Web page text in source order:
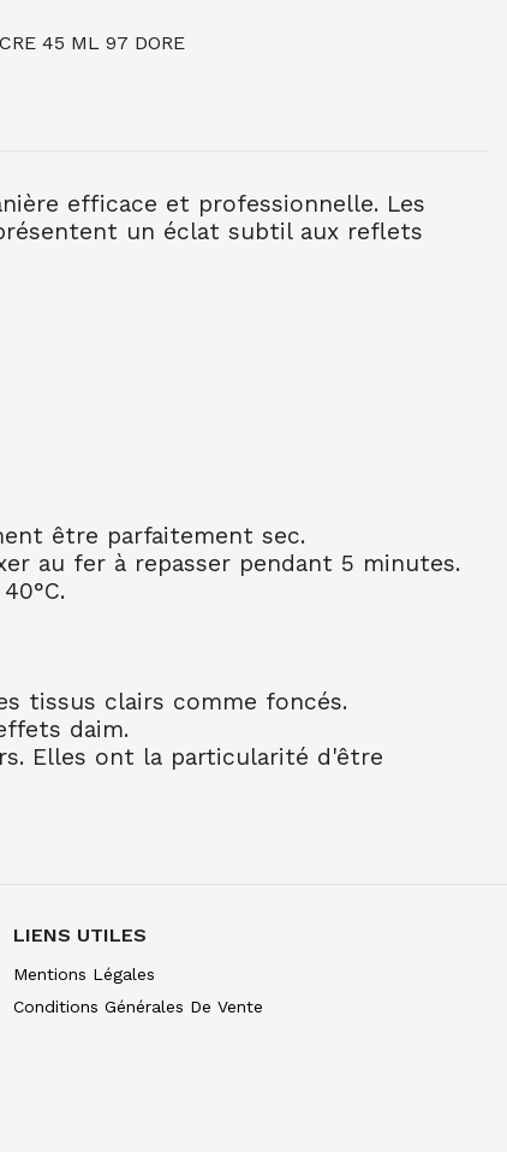
45 ML 97 DORE
19 NOIR
26 VERMILLON
29 VIOLET PARME
45 ML 36 JAUNE RICHE
45 ML 43 CHLOROPHYLLE
efficace et professionnelle. Les
un éclat subtil aux reflets
être parfaitement sec.
au fer à repasser pendant 5 minutes.
tissus clairs comme foncés.
daim.
Elles ont la particularité d'être
LIENS UTILES
Mentions Légales
Conditions Générales De Vente